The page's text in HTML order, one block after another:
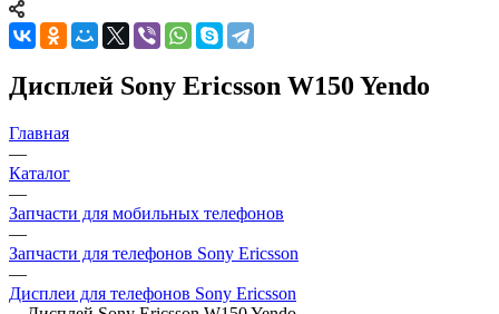
Дисплей Sony Ericsson W150 Yendo
Главная
—
Каталог
—
Запчасти для мобильных телефонов
—
Запчасти для телефонов Sony Ericsson
—
Дисплеи для телефонов Sony Ericsson